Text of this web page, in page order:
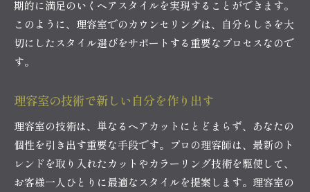
理容室での体験が与える自信と力
日常を彩る理容室でのスタイル体験
理容室の体験が生み出す新たな魅力と発見
期的に満足のいくヘアスタイルを実現することができます。
このように、理容室でのカウンセリングは、自分らしさを大
切にしたスタイル選びをサポートする重要なプロセスなので
す。
理容室の技術で新しい自分を作り出す
理容室の技術は、単なるヘアカットにとどまらず、あなたの
個性を引き出す重要な手段です。プロの理容師は、最新のト
レンドを取り入れたカットやカラーリング技術を駆使して、
お客様一人ひとりに最適なスタイルを提案します。理容室の